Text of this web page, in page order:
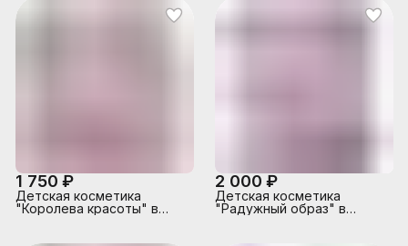
1 750 ₽
Детская косметика
"Королева красоты" в
2 000 ₽
Детская косметика
"Радужный образ" в